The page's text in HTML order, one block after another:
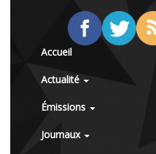
Accueil
Actualité
Émissions
Journaux